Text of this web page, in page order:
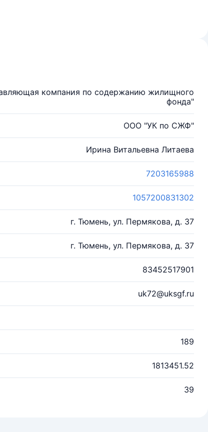
компания по содержанию жилищного
фонда"
ООО "УК по СЖФ"
Ирина Витальевна Литаева
7203165988
1057200831302
г. Тюмень, ул. Пермякова, д. 37
г. Тюмень, ул. Пермякова, д. 37
83452517901
uk72@uksgf.ru
189
1813451.52
39